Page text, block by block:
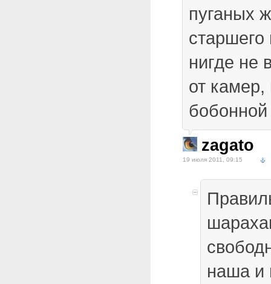
пуганых
нигде не
от камер,
zagato
19 июля 2011, 09:15
наша и